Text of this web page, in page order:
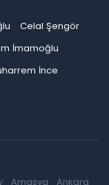
Celal Şengör
İmamoğlu
İnce
Amasya
Ankara